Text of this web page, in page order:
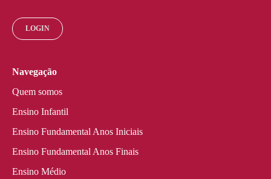
LOGIN
Navegação
Quem somos
Ensino Infantil
Ensino Fundamental Anos Iniciais
Ensino Fundamental Anos Finais
Ensino Médio